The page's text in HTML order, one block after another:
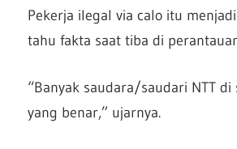
Pekerja ilegal via calo itu
tahu fakta saat tiba di
“Banyak saudara/saudari NTT
yang benar,” ujarnya.